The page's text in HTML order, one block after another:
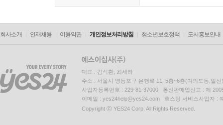
회사소개 인재채용 이용약관 개인정보처리방침 청소년보호정책 도서홍보안내
대표 : 김석환, 최세라
주소 : 서울시 영등포구 은행로 11, 5층~6층(여의도동,일신
사업자등록번호 : 229-81-37000 통신판매업신고 : 제
이메일 : yes24help@yes24.com 호스팅 서비스사업자 :
Copyright ⓒ YES24 Corp. All Rights Reserved.